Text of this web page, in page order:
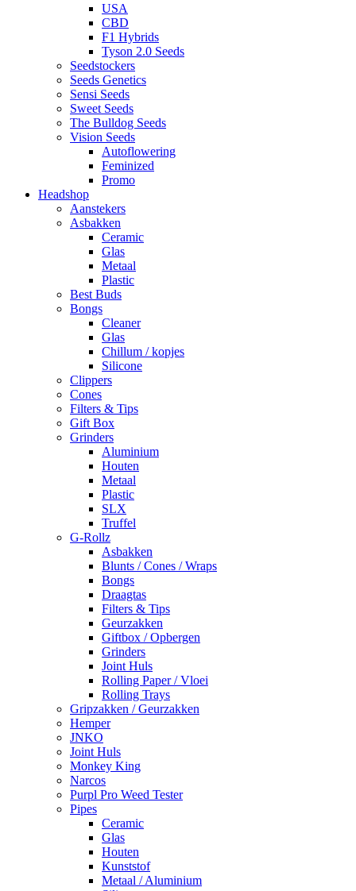
USA
CBD
F1 Hybrids
Tyson 2.0 Seeds
Seedstockers
Seeds Genetics
Sensi Seeds
Sweet Seeds
The Bulldog Seeds
Vision Seeds
Autoflowering
Feminized
Promo
Headshop
Aanstekers
Asbakken
Ceramic
Glas
Metaal
Plastic
Best Buds
Bongs
Cleaner
Glas
Chillum / kopjes
Silicone
Clippers
Cones
Filters & Tips
Gift Box
Grinders
Aluminium
Houten
Metaal
Plastic
SLX
Truffel
G-Rollz
Asbakken
Blunts / Cones / Wraps
Bongs
Draagtas
Filters & Tips
Geurzakken
Giftbox / Opbergen
Grinders
Joint Huls
Rolling Paper / Vloei
Rolling Trays
Gripzakken / Geurzakken
Hemper
JNKO
Joint Huls
Monkey King
Narcos
Purpl Pro Weed Tester
Pipes
Ceramic
Glas
Houten
Kunststof
Metaal / Aluminium